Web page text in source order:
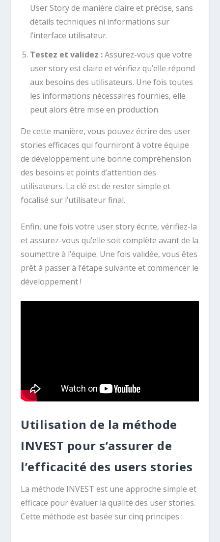
User Story de manière claire et précise, sans
détails techniques ni informations sur
l’interface utilisateur.
Testez et validez :Assurez-vous que votre
user story est claire et vérifiez qu’elle répond
aux besoins des utilisateurs. Une fois toutes
les informations nécessaires fournies, elle
peut alors être mise en production.
De cette manière, vous pouvez écrire des user
stories efficaces qui fourniront à votre équipe
de développement une bonne compréhension
des besoins et points d’attention des
utilisateurs. La clé est de rester simple et
focalisé sur l’utilisateur final.
Enfin, une fois votre user story écrite, vérifiez-la
et assurez-vous qu’elle soit complète avant de la
soumettre à l’équipe. Une fois validée, vous êtes
prêt à passer à l’étape suivante et commencer le
développement !
Utilisation de la méthode
INVEST pour s’assurer de
l’efficacité des users stories
La méthode INVEST est une approche simple et
efficace pour évaluer la qualité des user stories.
Cette méthode est basée sur cinq principes :